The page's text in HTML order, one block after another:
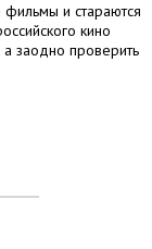
и стараются
кино
заодно проверить